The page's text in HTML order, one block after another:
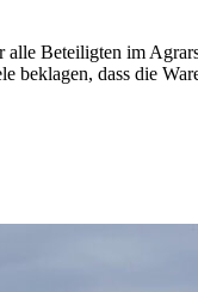
alle Beteiligten im
beklagen, dass die